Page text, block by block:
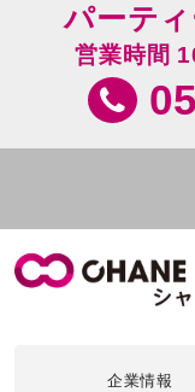
パーテ
営業時間
企業情報